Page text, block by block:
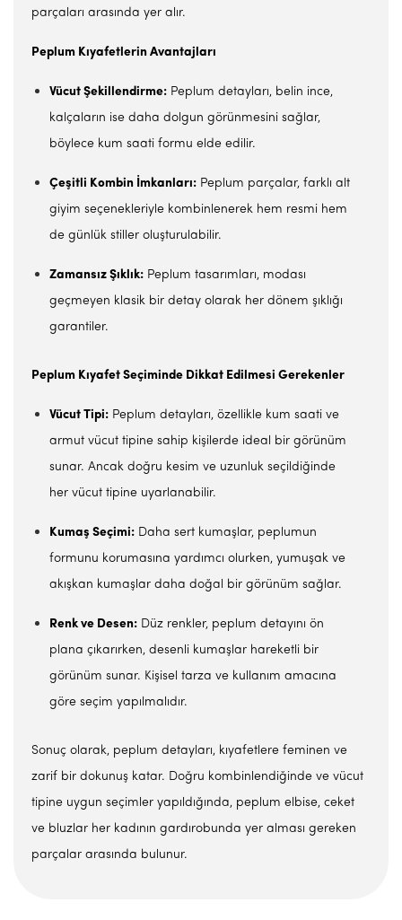
parçaları arasında yer alır.
Peplum Kıyafetlerin Avantajları
Vücut Şekillendirme: Peplum detayları, belin ince,
kalçaların ise daha dolgun görünmesini sağlar,
böylece kum saati formu elde edilir.
Çeşitli Kombin İmkanları: Peplum parçalar, farklı alt
giyim seçenekleriyle kombinlenerek hem resmi hem
de günlük stiller oluşturulabilir.
Zamansız Şıklık: Peplum tasarımları, modası
geçmeyen klasik bir detay olarak her dönem şıklığı
garantiler.
Peplum Kıyafet Seçiminde Dikkat Edilmesi Gerekenler
Vücut Tipi: Peplum detayları, özellikle kum saati ve
armut vücut tipine sahip kişilerde ideal bir görünüm
sunar. Ancak doğru kesim ve uzunluk seçildiğinde
her vücut tipine uyarlanabilir.
Kumaş Seçimi: Daha sert kumaşlar, peplumun
formunu korumasına yardımcı olurken, yumuşak ve
akışkan kumaşlar daha doğal bir görünüm sağlar.
Renk ve Desen: Düz renkler, peplum detayını ön
plana çıkarırken, desenli kumaşlar hareketli bir
görünüm sunar. Kişisel tarza ve kullanım amacına
göre seçim yapılmalıdır.
Sonuç olarak, peplum detayları, kıyafetlere feminen ve
zarif bir dokunuş katar. Doğru kombinlendiğinde ve vücut
tipine uygun seçimler yapıldığında, peplum elbise, ceket
ve bluzlar her kadının gardırobunda yer alması gereken
parçalar arasında bulunur.